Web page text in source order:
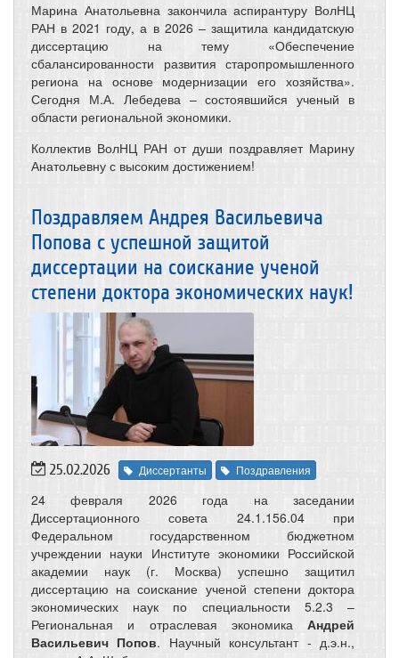
Марина Анатольевна закончила аспирантуру ВолНЦ
РАН в 2021 году, а в 2026 – защитила кандидатскую
диссертацию на тему «Обеспечение
сбалансированности развития старопромышленного
региона на основе модернизации его хозяйства».
Сегодня М.А. Лебедева – состоявшийся ученый в
области региональной экономики.
Коллектив ВолНЦ РАН от души поздравляет Марину
Анатольевну с высоким достижением!
Поздравляем Андрея Васильевича
Попова с успешной защитой
диссертации на соискание ученой
степени доктора экономических наук!
25.02.2026 Диссертанты Поздравления
24 февраля 2026 года на заседании
Диссертационного совета 24.1.156.04 при
Федеральном государственном бюджетном
учреждении науки Институте экономики Российской
академии наук (г. Москва) успешно защитил
диссертацию на соискание ученой степени доктора
экономических наук по специальности 5.2.3 –
Региональная и отраслевая экономика Андрей
Васильевич Попов. Научный консультант - д.э.н.,